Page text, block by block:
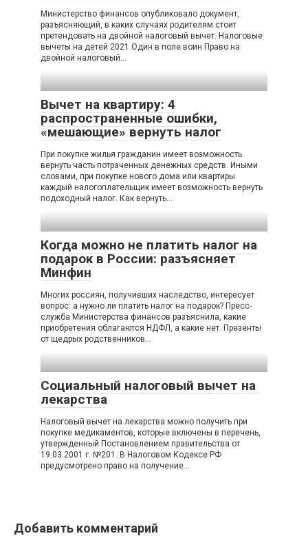
Министерство финансов опубликовало документ,
разъясняющий, в каких случаях родителям стоит
претендовать на двойной налоговый вычет. Налоговые
вычеты на детей 2021 Один в поле воин Право на
двойной налоговый…
Вычет на квартиру: 4
распространенные ошибки,
«мешающие» вернуть налог
При покупке жилья гражданин имеет возможность
вернуть часть потраченных денежных средств. Иными
словами, при покупке нового дома или квартиры
каждый налогоплательщик имеет возможность вернуть
подоходный налог. Как вернуть…
Когда можно не платить налог на
подарок в России: разъясняет
Минфин
Многих россиян, получивших наследство, интересует
вопрос: а нужно ли платить налог на подарок? Пресс-
служба Министерства финансов разъяснила, какие
приобретения облагаются НДФЛ, а какие нет. Презенты
от щедрых родственников…
Социальный налоговый вычет на
лекарства
Налоговый вычет на лекарства можно получить при
покупке медикаментов, которые включены в перечень,
утвержденный Постановлением правительства от
19.03.2001 г. №201. В Налоговом Кодексе РФ
предусмотрено право на получение…
Добавить комментарий